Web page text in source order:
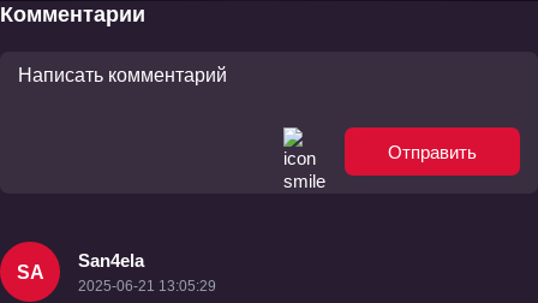
Комментарии
Отправить
SA
San4ela
2025-06-21 13:05:29